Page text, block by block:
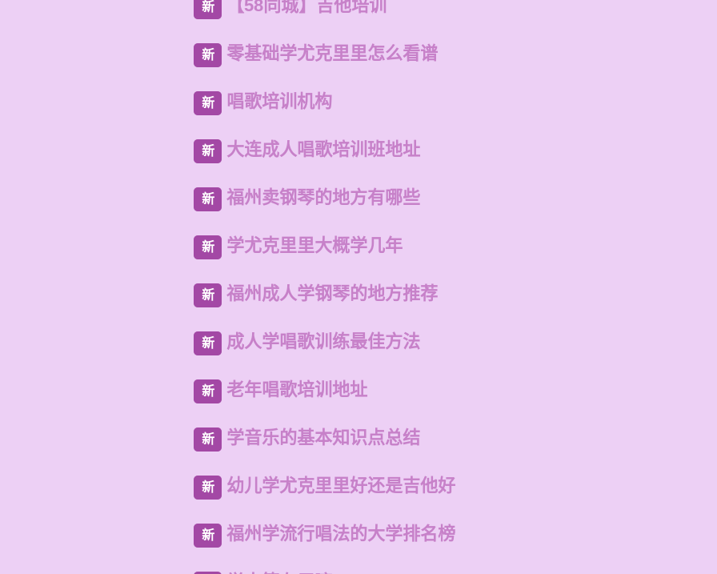
新 【58同城】吉他培训
新 零基础学尤克里里怎么看谱
新 唱歌培训机构
新 大连成人唱歌培训班地址
新 福州卖钢琴的地方有哪些
新 学尤克里里大概学几年
新 福州成人学钢琴的地方推荐
新 成人学唱歌训练最佳方法
新 老年唱歌培训地址
新 学音乐的基本知识点总结
新 幼儿学尤克里里好还是吉他好
新 福州学流行唱法的大学排名榜